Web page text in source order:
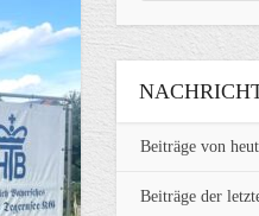
Beiträge von
Beiträge der